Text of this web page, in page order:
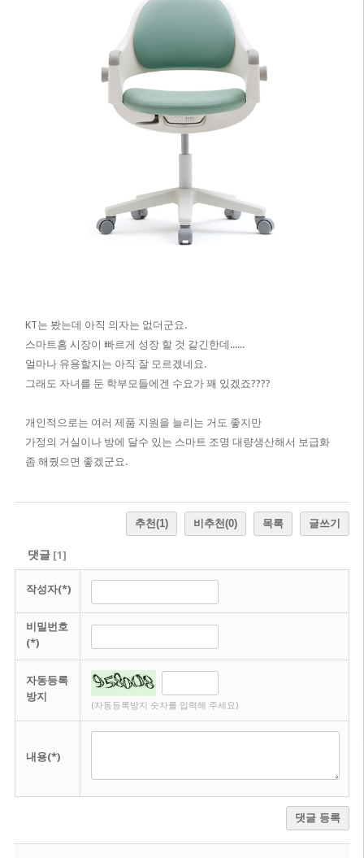
KT는 봤는데 아직 의자는 없더군요.
스마트홈 시장이 빠르게 성장 할 것 같긴한데......
얼마나 유용할지는 아직 잘 모르겠네요.
그래도 자녀를 둔 학부모들에겐 수요가 꽤 있겠죠????
개인적으로는 여러 제품 지원을 늘리는 거도 좋지만
가정의 거실이나 방에 달수 있는 스마트 조명 대량생산해서 보급화
좀 해줬으면 좋겠군요.
추천(1) 비추천(0) 목록 글쓰기
댓글[1]
작성자(*)
비밀번호
(*)
자동등록
방지
(자동등록방지 숫자를 입력해 주세요)
내용(*)
댓글 등록